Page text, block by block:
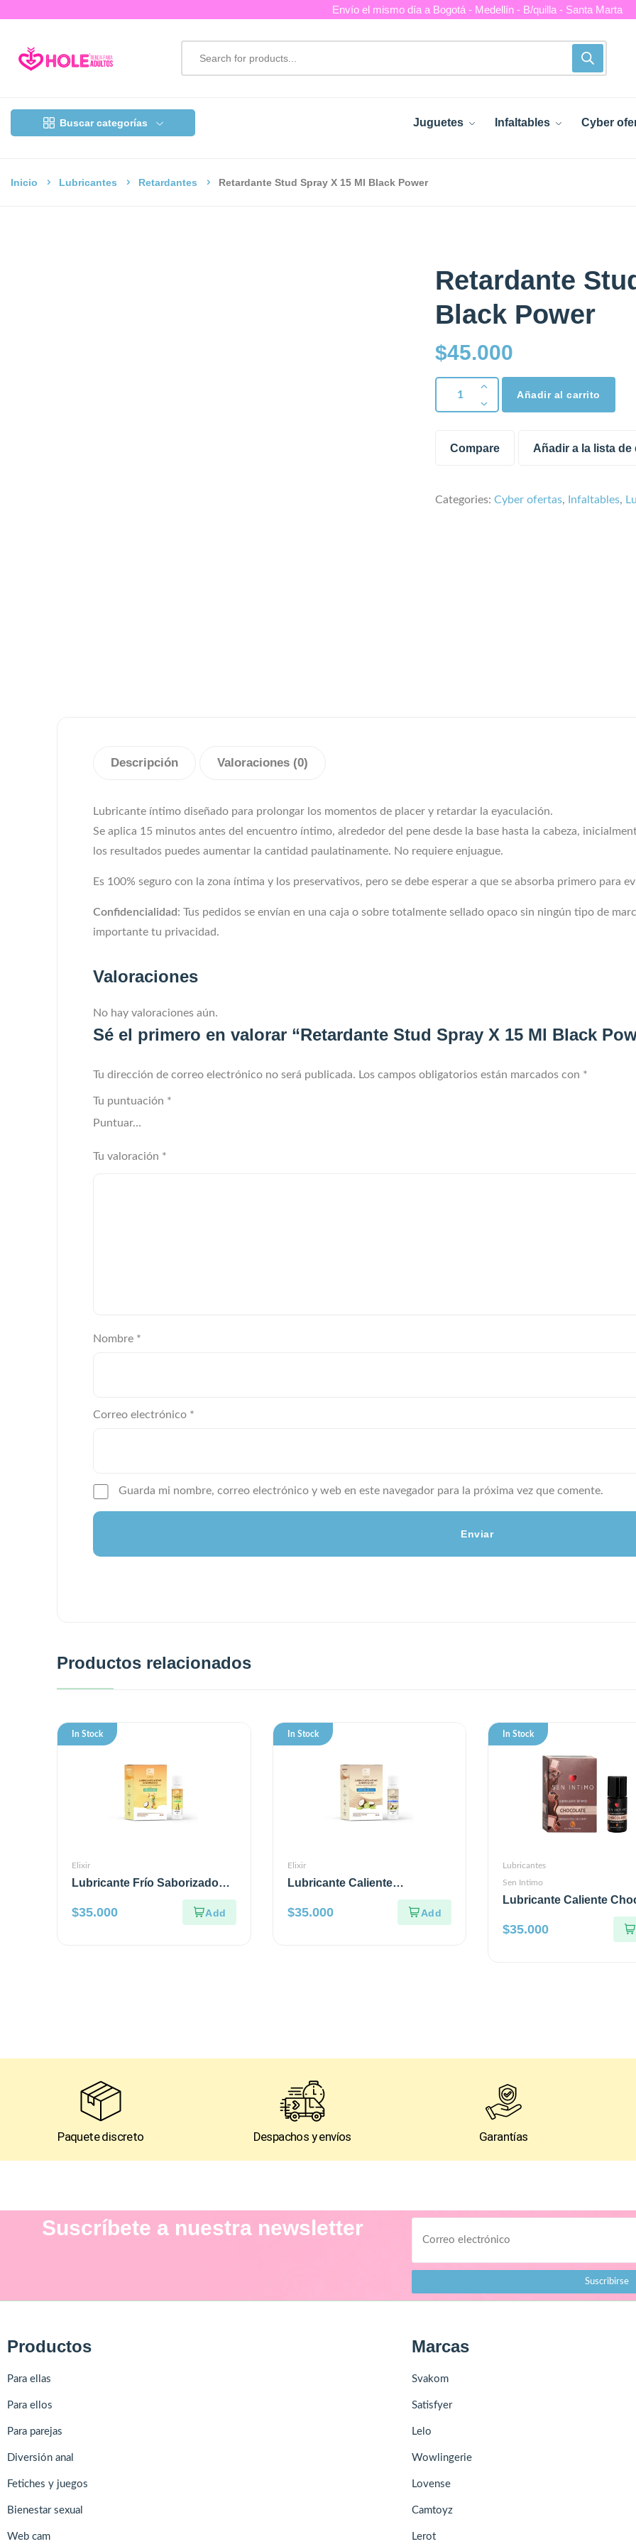
Envío el mismo día a Bogotá - Medellín - B/quilla - Santa Marta
Buscar categorías Juguetes Infaltables Cyber
Inicio Lubricantes Retardantes Retardante Stud Spray X 15 Ml Black Power
Retardante
Black Power
$45.000
Añadir al carrito
Compare Añadir a la lista de
Categories:Cyber ofertas, Infaltables,
Descripción Valoraciones (0)
Lubricante íntimo diseñado para prolongar los momentos de placer y retardar la eyaculación.
Se aplica 15 minutos antes del encuentro íntimo, alrededor del pene desde la base hasta la cabeza,
los resultados puedes aumentar la cantidad paulatinamente. No requiere enjuague.
Es 100% seguro con la zona íntima y los preservativos, pero se debe esperar a que se absorba primero para
Confidencialidad: Tus pedidos se envían en una caja o sobre totalmente sellado opaco sin ningún tipo de
importante tu privacidad.
Valoraciones
No hay valoraciones aún.
Sé el primero en valorar “Retardante Stud Spray X 15 Ml Black
Tu dirección de correo electrónico no será publicada. Los campos obligatorios están marcados con *
Tu puntuación *
Tu valoración *
Nombre *
Correo electrónico *
Guarda mi nombre, correo electrónico y web en este navegador para la próxima vez que comente.
Productos relacionados
In Stock
Elixir
Lubricante Frío Saborizado
Elixir 30 ml Piña Colada
$35.000
In Stock
Elixir
Lubricante Caliente
Saborizado Elixir 30 ml
Limonada de Coco
$35.000
In Stock
Lubricantes
Sen Intimo
Lubricante Caliente
$35.000
Paquete discreto Despachos y envíos Garantías
Suscríbete a nuestra newsletter
Suscribirse
Productos
Para ellas
Para ellos
Para parejas
Diversión anal
Fetiches y juegos
Bienestar sexual
Web cam
Marcas
Svakom
Satisfyer
Lelo
Wowlingerie
Lovense
Camtoyz
Lerot